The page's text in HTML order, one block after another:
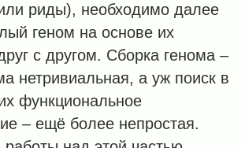
риды), необходимо далее
геном на основе их
с другом. Сборка генома –
нетривиальная, а уж поиск в
функциональное
– ещё более непростая.